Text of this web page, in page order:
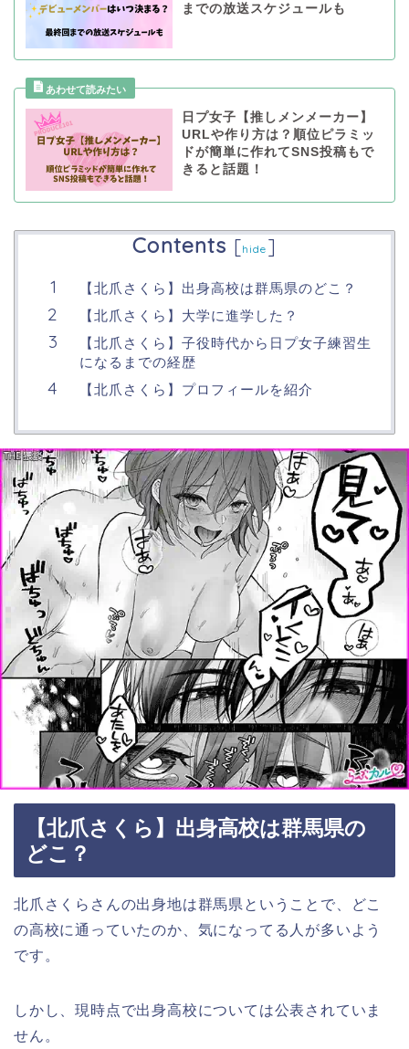
までの放送スケジュールも
日プ女子【推しメンメーカー】
URLや作り方は？順位ピラミッ
ドが簡単に作れてSNS投稿もで
きると話題！
Contents [hide ]
【北爪さくら】出身高校は群馬県のどこ？
【北爪さくら】大学に進学した？
【北爪さくら】子役時代から日プ女子練習生
になるまでの経歴
【北爪さくら】プロフィールを紹介
【北爪さくら】出身高校は群馬県の
どこ？
北爪さくらさんの出身地は群馬県ということで、どこ
の高校に通っていたのか、気になってる人が多いよう
です。
しかし、現時点で出身高校については公表されていま
せん。